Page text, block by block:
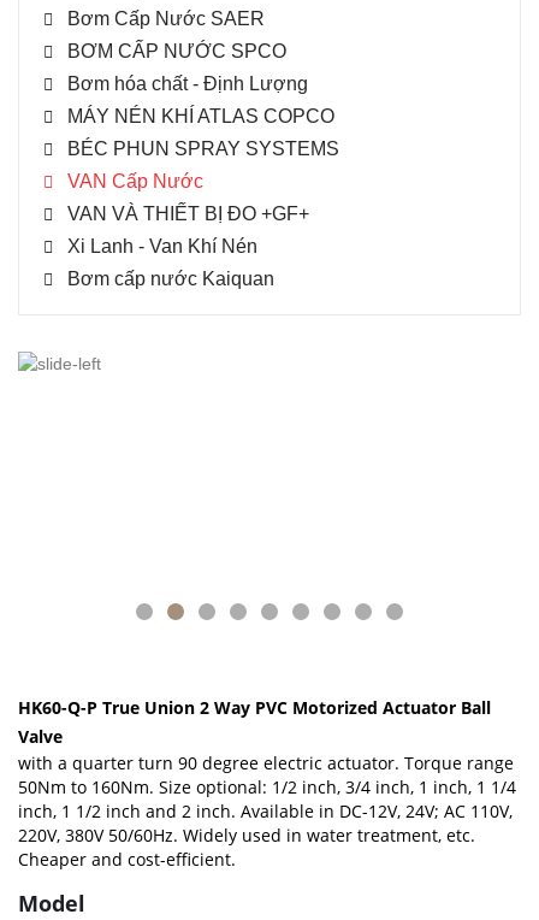
Bơm Cấp Nước SAER
BƠM CẤP NƯỚC SPCO
Bơm hóa chất - Định Lượng
MÁY NÉN KHÍ ATLAS COPCO
BÉC PHUN SPRAY SYSTEMS
VAN Cấp Nước
VAN VÀ THIẾT BỊ ĐO +GF+
Xi Lanh - Van Khí Nén
Bơm cấp nước Kaiquan
HK60-Q-P True Union 2 Way PVC Motorized Actuator Ball
Valve
with a quarter turn 90 degree electric actuator. Torque range
50Nm to 160Nm. Size optional: 1/2 inch, 3/4 inch, 1 inch, 1 1/4
inch, 1 1/2 inch and 2 inch. Available in DC-12V, 24V; AC 110V,
220V, 380V 50/60Hz. Widely used in water treatment, etc.
Cheaper and cost-efficient.
Model